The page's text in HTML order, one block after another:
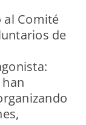
al Comité
de